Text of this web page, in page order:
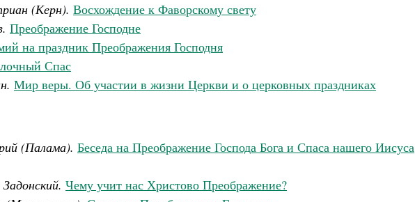
(Керн). Восхождение к Фаворскому свету
Преображение Господне
на праздник Преображения Господня
Спас
Мир веры. Об участии в жизни Церкви и о церковных праздниках
(Палама). Беседа на Преображение Господа Бога и Спаса нашего Иисуса
Чему учит нас Христово Преображение?